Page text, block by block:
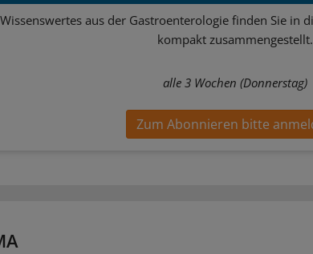
Wissenswertes aus der Gastroenterologie finden Sie in
kompakt zusammengestellt.
alle 3 Wochen (Donnerstag)
Zum Abonnieren bitte